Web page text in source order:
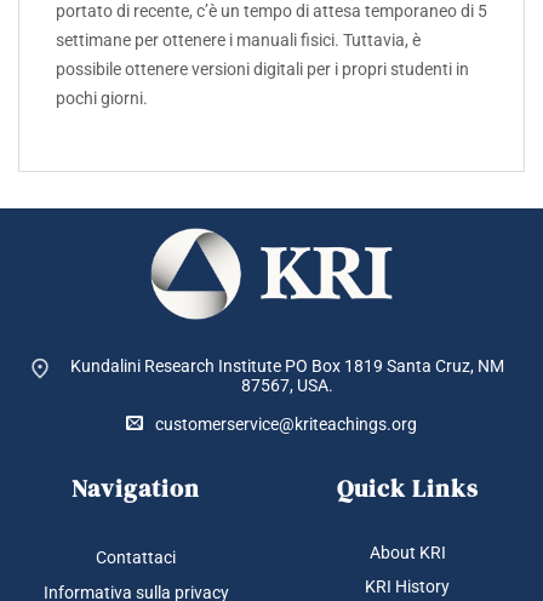
portato di recente, c’è un tempo di attesa temporaneo di 5
settimane per ottenere i manuali fisici. Tuttavia, è
possibile ottenere versioni digitali per i propri studenti in
pochi giorni.
Kundalini Research Institute PO Box 1819 Santa Cruz, NM
87567, USA.
customerservice@kriteachings.org
Navigation
Contattaci
Informativa sulla privacy
Quick Links
About KRI
KRI History